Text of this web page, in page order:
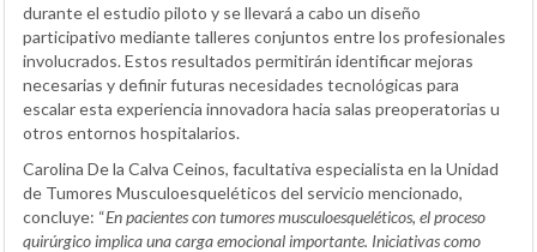
durante el estudio piloto y se llevará a cabo un diseño
participativo mediante talleres conjuntos entre los profesionales
involucrados. Estos resultados permitirán identificar mejoras
necesarias y definir futuras necesidades tecnológicas para
escalar esta experiencia innovadora hacia salas preoperatorias u
otros entornos hospitalarios.
Carolina De la Calva Ceinos, facultativa especialista en la Unidad
de Tumores Musculoesqueléticos del servicio mencionado,
concluye: “En pacientes con tumores musculoesqueléticos, el proceso
quirúrgico implica una carga emocional importante. Iniciativas como